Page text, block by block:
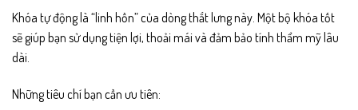
Khóa tự động là “linh hồn” của dòng thắt lưng này. Một bộ khóa tốt
sẽ giúp bạn sử dụng tiện lợi, thoải mái và đảm bảo tính thẩm mỹ lâu
dài.
Những tiêu chí bạn cần ưu tiên: